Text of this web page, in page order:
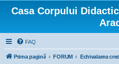
Casa Corpului
FAQ
Prima pagină FORUM Echivalarea